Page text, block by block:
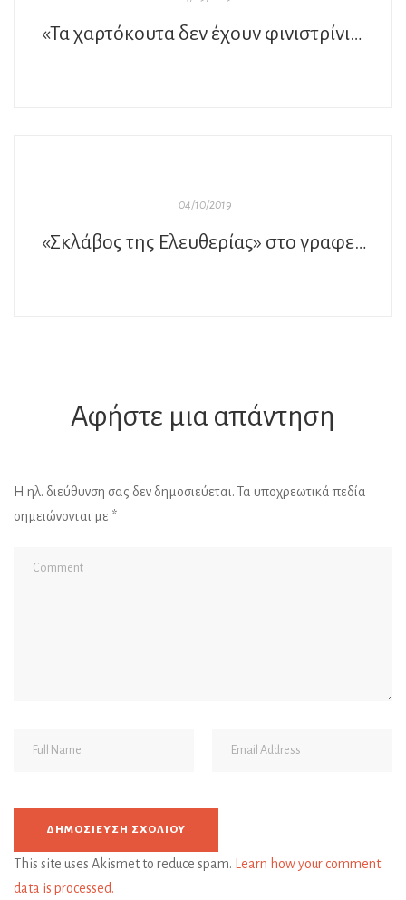
«Τα χαρτόκουτα δεν έχουν φινιστρίνια»… στο γραφείο του Παύλου
04/10/2019
«Σκλάβος της Ελευθερίας» στο γραφείο του Παύλου
Αφήστε μια απάντηση
Η ηλ. διεύθυνση σας δεν δημοσιεύεται. Τα υποχρεωτικά πεδία
σημειώνονται με *
This site uses Akismet to reduce spam. Learn how your comment
data is processed.